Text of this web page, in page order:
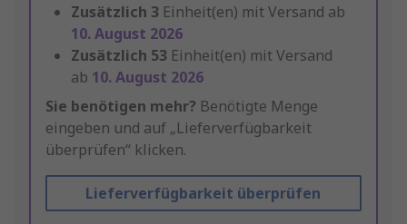
Zusätzlich 3 Einheit(en) mit Versand ab
10. August 2026
Zusätzlich 53 Einheit(en) mit Versand
ab 10. August 2026
Sie benötigen mehr? Benötigte Menge
eingeben und auf „Lieferverfügbarkeit
überprüfen“ klicken.
Lieferverfügbarkeit überprüfen